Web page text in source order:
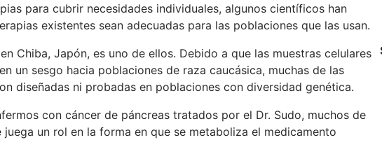
para cubrir necesidades individuales, algunos científicos han
existentes sean adecuadas para las poblaciones que las usan.
en Chiba, Japón, es uno de ellos. Debido a que las muestras celulares
un sesgo hacia poblaciones de raza caucásica, muchas de las
diseñadas ni probadas en poblaciones con diversidad genética.
con cáncer de páncreas tratados por el Dr. Sudo, muchos de
un rol en la forma en que se metaboliza el medicamento